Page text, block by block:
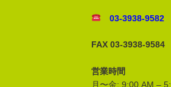
03-3938-9582
FAX 03-3938-9584
営業時間
月〜金: 9:00 AM –